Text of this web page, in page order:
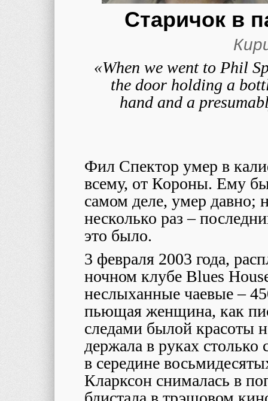
Старичок в
«When we went to Phil
the door holding a
hand and a
Фил Спектор умер в
всему, от Короны. Ему
самом деле, умер давно;
несколько раз –
это было.
3 февраля 2003 года,
ночном клубе Blues
неслыханные чаевые –
пьющая женщина, как
следами былой красоты
держала в руках
в середине
Кларксон снималась в